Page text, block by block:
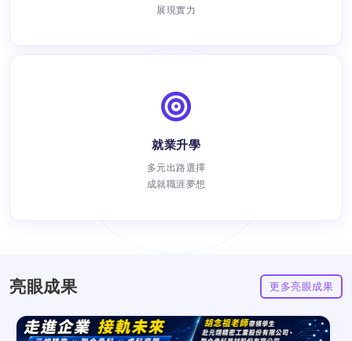
展現實力
瀏覽次數：
就業升學
多元出路選擇
成就職涯夢想
亮眼成果 更多亮眼成果